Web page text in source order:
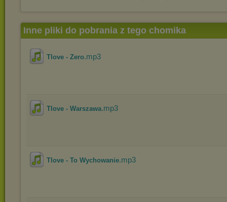
Inne pliki do pobrania z tego chomika
Tlove - Zero.mp3
Tlove - Warszawa.mp3
Tlove - To Wychowanie.mp3